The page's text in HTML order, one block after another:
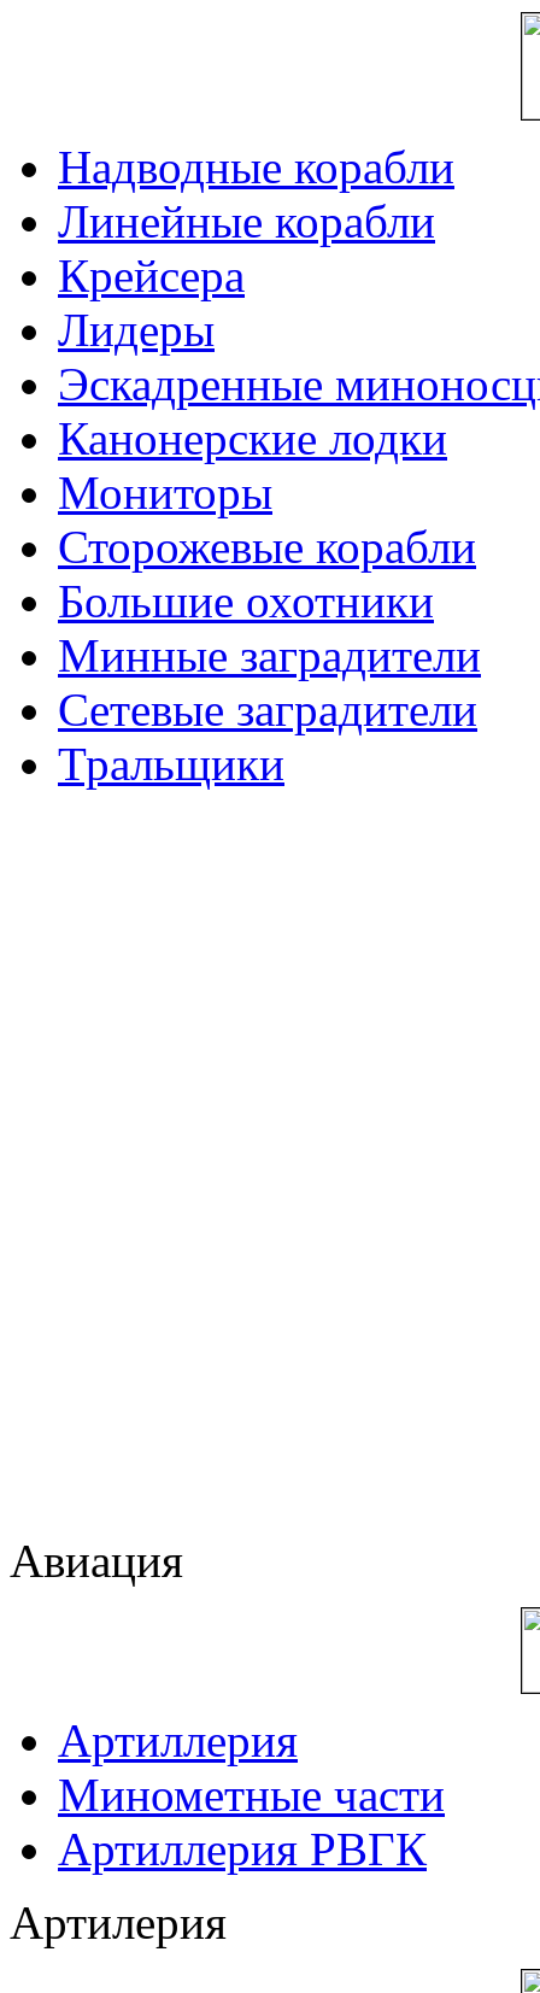
Надводные корабли
Линейные корабли
Крейсера
Лидеры
Эскадренные
Канонерские лодки
Мониторы
Сторожевые корабли
Большие охотники
Минные заградители
Сетевые заградители
Тральщики
Авиация
Артиллерия
Минометные части
Артиллерия РВГК
Артилерия